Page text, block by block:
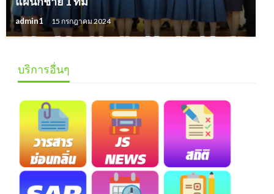
admin1 15 กรกฎาคม 2024
บริการอื่นๆ